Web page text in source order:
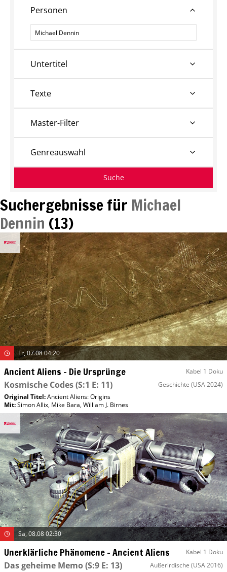
Suchergebnisse für Michael
Dennin (13)
Fr, 07.08 04:20
Ancient Aliens – Die Ursprünge Kabel 1 Doku
Kosmische Codes(S:1 E: 11) Geschichte (USA 2024)
Original Titel:Ancient Aliens: Origins
Mit:Simon Allix, Mike Bara,William J. Birnes
Sa, 08.08 02:30
Unerklärliche Phänomene – Ancient Aliens Kabel 1 Doku
Das geheime Memo(S:9 E: 13) Außerirdische (USA 2016)
Personen
Personen
Untertitel
Texte
Master-Filter
Genreauswahl
Suche